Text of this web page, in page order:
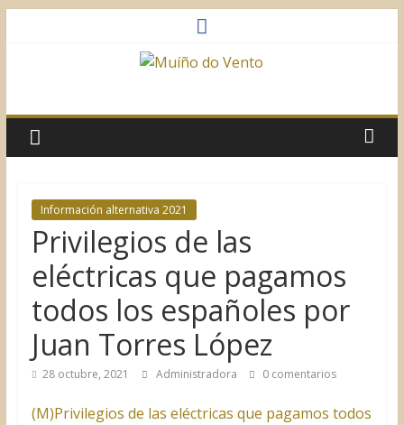
do
Vento
Asociación
Sociocultural
Información alternativa 2021
Privilegios de las
eléctricas que pagamos
todos los españoles por
Juan Torres López
28 octubre, 2021 Administradora 0 comentarios
(M)Privilegios de las eléctricas que pagamos todos